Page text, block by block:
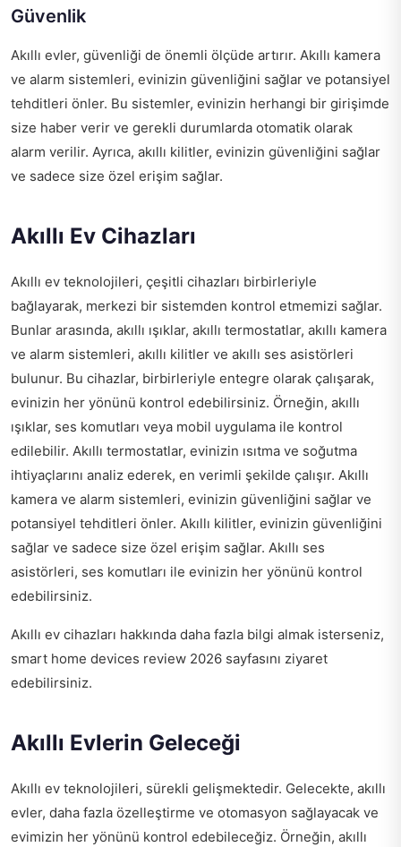
Güvenlik
Akıllı evler, güvenliği de önemli ölçüde artırır. Akıllı kamera
ve alarm sistemleri, evinizin güvenliğini sağlar ve potansiyel
tehditleri önler. Bu sistemler, evinizin herhangi bir girişimde
size haber verir ve gerekli durumlarda otomatik olarak
alarm verilir. Ayrıca, akıllı kilitler, evinizin güvenliğini sağlar
ve sadece size özel erişim sağlar.
Akıllı Ev Cihazları
Akıllı ev teknolojileri, çeşitli cihazları birbirleriyle
bağlayarak, merkezi bir sistemden kontrol etmemizi sağlar.
Bunlar arasında, akıllı ışıklar, akıllı termostatlar, akıllı kamera
ve alarm sistemleri, akıllı kilitler ve akıllı ses asistörleri
bulunur. Bu cihazlar, birbirleriyle entegre olarak çalışarak,
evinizin her yönünü kontrol edebilirsiniz. Örneğin, akıllı
ışıklar, ses komutları veya mobil uygulama ile kontrol
edilebilir. Akıllı termostatlar, evinizin ısıtma ve soğutma
ihtiyaçlarını analiz ederek, en verimli şekilde çalışır. Akıllı
kamera ve alarm sistemleri, evinizin güvenliğini sağlar ve
potansiyel tehditleri önler. Akıllı kilitler, evinizin güvenliğini
sağlar ve sadece size özel erişim sağlar. Akıllı ses
asistörleri, ses komutları ile evinizin her yönünü kontrol
edebilirsiniz.
Akıllı ev cihazları hakkında daha fazla bilgi almak isterseniz,
smart home devices review 2026 sayfasını ziyaret
edebilirsiniz.
Akıllı Evlerin Geleceği
Akıllı ev teknolojileri, sürekli gelişmektedir. Gelecekte, akıllı
evler, daha fazla özelleştirme ve otomasyon sağlayacak ve
evimizin her yönünü kontrol edebileceğiz. Örneğin, akıllı